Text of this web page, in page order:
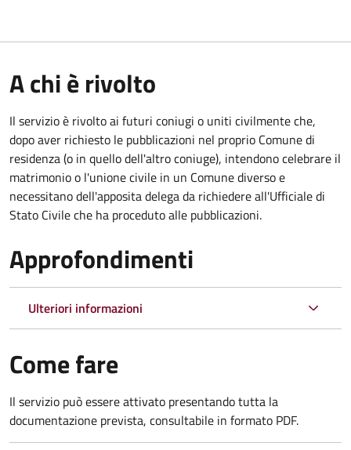
A chi è rivolto
Il servizio è rivolto ai futuri coniugi o uniti civilmente che,
dopo aver richiesto le pubblicazioni nel proprio Comune di
residenza (o in quello dell'altro coniuge), intendono celebrare il
matrimonio o l'unione civile in un Comune diverso e
necessitano dell'apposita delega da richiedere all'Ufficiale di
Stato Civile che ha proceduto alle pubblicazioni.
Approfondimenti
Ulteriori informazioni
Come fare
Il servizio può essere attivato presentando tutta la
documentazione prevista, consultabile in formato PDF.